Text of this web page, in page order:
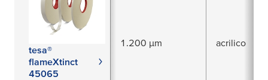
tesa®
flameXtinct
45065
1.200 µm acrilico